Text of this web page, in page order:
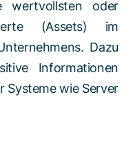
wertvollsten oder
(Assets) im
Dazu
Informationen
Systeme wie Server